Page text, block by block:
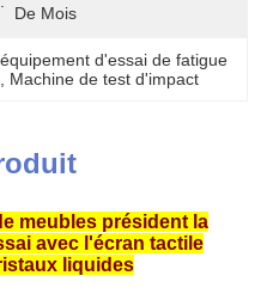
De Mois
équipement d'essai de fatigue
Machine de test d'impact
meubles président la
avec l'écran tactile
liquides